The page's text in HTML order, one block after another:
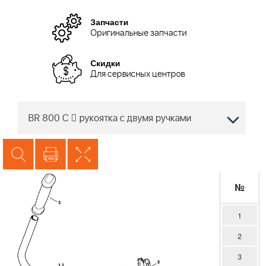
Запчасти
Оригинальные запчасти
Скидки
Для сервисных центров
BR 800 C  рукоятка с двумя ручками
№
1
2
3